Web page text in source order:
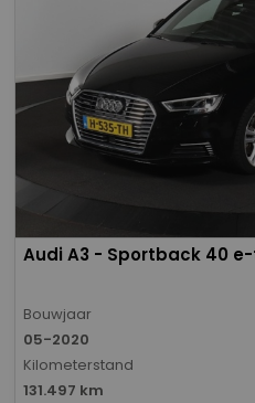
Audi A3 - Sportback 40
Bouwjaar
05-2020
Kilometerstand
131.497 km